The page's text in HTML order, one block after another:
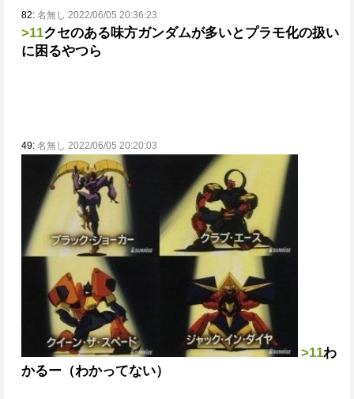
82: 名無し 2022/06/05 20:36:23
>11クセのある味方ガンダムが多いとプラモ化の扱い
に困るやつら
49: 名無し 2022/06/05 20:20:03
>11わ
かるー（わかってない）